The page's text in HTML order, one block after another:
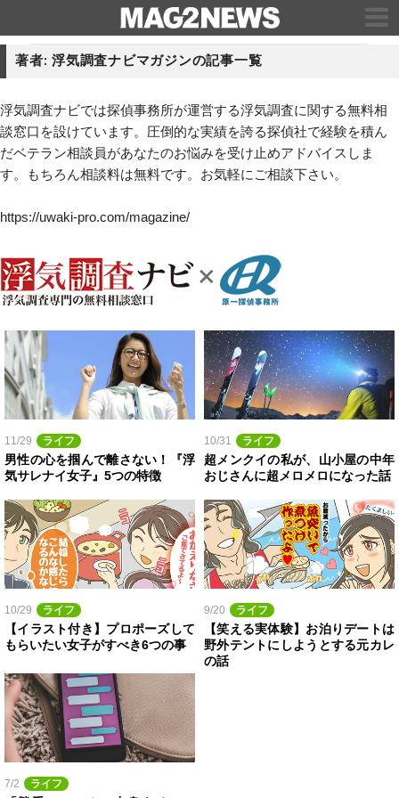
著者: 浮気調査ナビマガジンの記事一覧
浮気調査ナビでは探偵事務所が運営する浮気調査に関する無料相
談窓口を設けています。圧倒的な実績を誇る探偵社で経験を積ん
だベテラン相談員があなたのお悩みを受け止めアドバイスしま
す。もちろん相談料は無料です。お気軽にご相談下さい。
https://uwaki-pro.com/magazine/
11/29 ライフ
男性の心を掴んで離さない！『浮
気サレナイ女子』5つの特徴
10/31 ライフ
超メンクイの私が、山小屋の中年
おじさんに超メロメロになった話
10/29 ライフ
【イラスト付き】プロポーズして
もらいたい女子がすべき6つの事
9/20 ライフ
【笑える実体験】お泊りデートは
野外テントにしようとする元カレ
の話
7/2 ライフ